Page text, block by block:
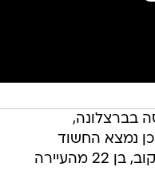
בברצלונה,
נמצא החשוד
בביצוע המתקפה - יונס אבו יעקוב, בן 22 מהעיירה